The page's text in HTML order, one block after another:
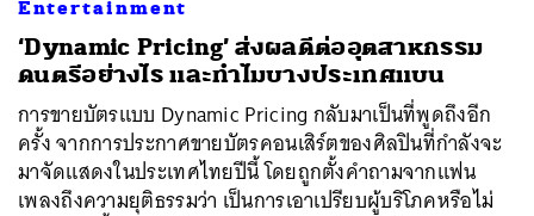
Entertainment
‘Dynamic Pricing’ ส่งผลดีต่ออุตสาหกรรม
ดนตรีอย่างไร และทำไมบางประเทศแบน
การขายบัตรแบบ Dynamic Pricing กลับมาเป็นที่พูดถึงอีก
ครั้ง จากการประกาศขายบัตรคอนเสิร์ตของศิลปินที่กำลังจะ
มาจัดแสดงในประเทศไทยปีนี้ โดยถูกตั้งคำถามจากแฟน
เพลงถึงความยุติธรรมว่า เป็นการเอาเปรียบผู้บริโภคหรือไม่